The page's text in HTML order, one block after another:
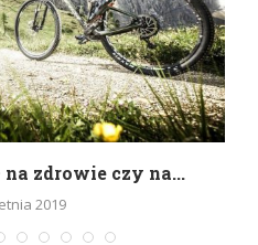
zdrowie czy na...
2019